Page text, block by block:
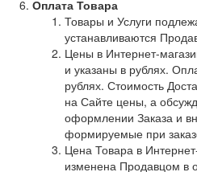
Оплата Товара
Товары и Услуги
устанавливаются
Цены в Интернет-
и указаны в рублях.
рублях. Стоимость
на Сайте цены, а
оформлении Заказа и
формируемые при
Цена Товара в
изменена Продавцом в